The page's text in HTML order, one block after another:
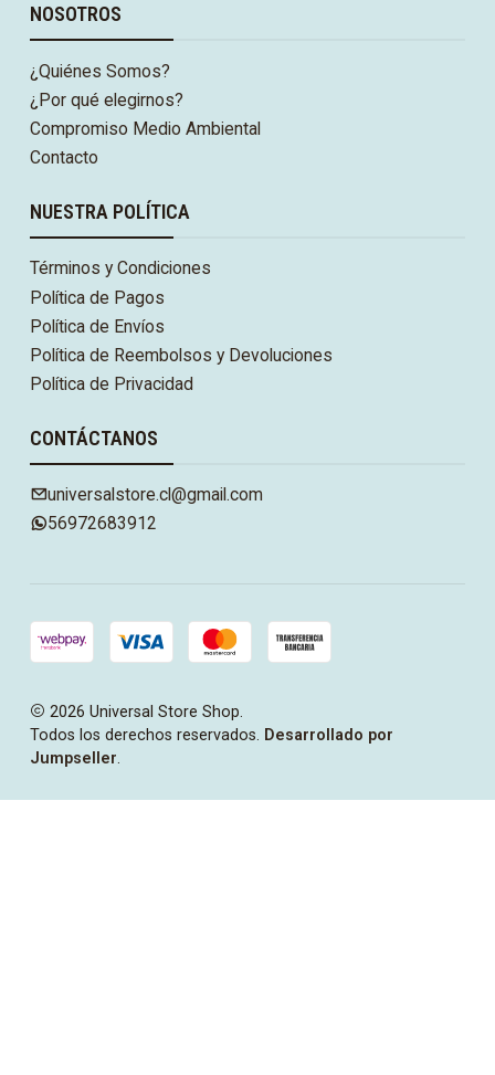
NOSOTROS
¿Quiénes Somos?
¿Por qué elegirnos?
Compromiso Medio Ambiental
Contacto
NUESTRA POLÍTICA
Términos y Condiciones
Política de Pagos
Política de Envíos
Política de Reembolsos y Devoluciones
Política de Privacidad
CONTÁCTANOS
universalstore.cl@gmail.com
56972683912
2026 Universal Store Shop.
Todos los derechos reservados. Desarrollado por
Jumpseller.